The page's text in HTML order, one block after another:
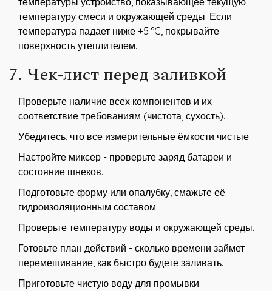
температуру смеси и окружающей среды. Если
температура падает ниже +5 °C, покрывайте
поверхность утеплителем.
7. Чек‑лист перед заливкой
Проверьте наличие всех компонентов и их
соответствие требованиям (чистота, сухость).
Убедитесь, что все измерительные ёмкости чистые.
Настройте миксер - проверьте заряд батареи и
состояние шнеков.
Подготовьте форму или опалубку, смажьте её
гидроизоляционным составом.
Проверьте температуру воды и окружающей среды.
Готовьте план действий - сколько времени займет
перемешивание, как быстро будете заливать.
Приготовьте чистую воду для промывки